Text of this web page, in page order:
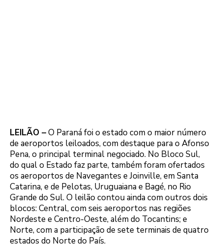
LEILÃO –O Paraná foi o estado com o maior número
de aeroportos leiloados, com destaque para o Afonso
Pena, o principal terminal negociado. No Bloco Sul,
do qual o Estado faz parte, também foram ofertados
os aeroportos de Navegantes e Joinville, em Santa
Catarina, e de Pelotas, Uruguaiana e Bagé, no Rio
Grande do Sul. O leilão contou ainda com outros dois
blocos: Central, com seis aeroportos nas regiões
Nordeste e Centro-Oeste, além do Tocantins; e
Norte, com a participação de sete terminais de quatro
estados do Norte do País.